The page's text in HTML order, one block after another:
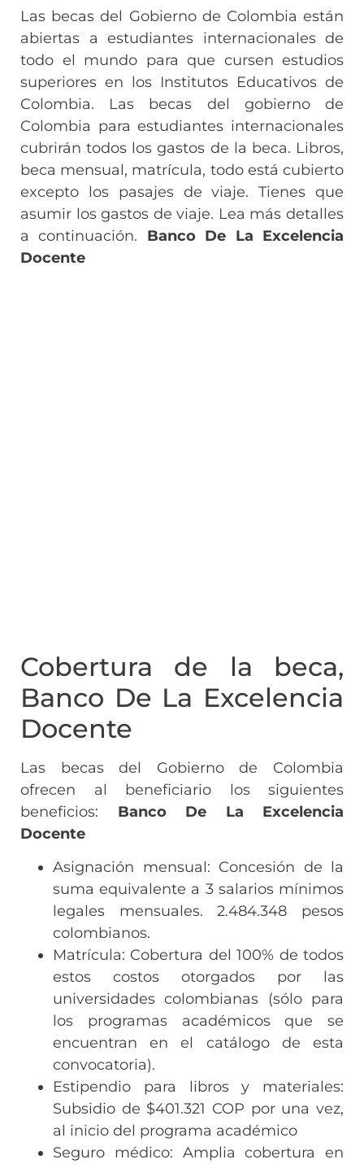
Las becas del Gobierno de Colombia están
abiertas a estudiantes internacionales de
todo el mundo para que cursen estudios
superiores en los Institutos Educativos de
Colombia. Las becas del gobierno de
Colombia para estudiantes internacionales
cubrirán todos los gastos de la beca. Libros,
beca mensual, matrícula, todo está cubierto
excepto los pasajes de viaje. Tienes que
asumir los gastos de viaje. Lea más detalles
a continuación. Banco De La Excelencia
Docente
Cobertura de la beca,
Banco De La Excelencia
Docente
Las becas del Gobierno de Colombia
ofrecen al beneficiario los siguientes
beneficios: Banco De La Excelencia
Docente
Asignación mensual: Concesión de la
suma equivalente a 3 salarios mínimos
legales mensuales. 2.484.348 pesos
colombianos.
Matrícula: Cobertura del 100% de todos
estos costos otorgados por las
universidades colombianas (sólo para
los programas académicos que se
encuentran en el catálogo de esta
convocatoria).
Estipendio para libros y materiales:
Subsidio de $401.321 COP por una vez,
al inicio del programa académico
Seguro médico: Amplia cobertura en